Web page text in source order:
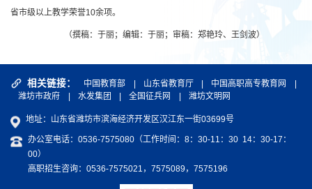
省市级以上教学荣誉10余项。
（撰稿：于丽；编辑：于丽；审稿：郑艳玲、王剑波）
相关链接： 中国教育部 | 山东省教育厅 | 中国高职高专教育网
|
潍坊市政府
| 水发集团 | 全国征兵网 | 潍坊文明网
地址：山东省潍坊市滨海经济开发区汉江东一街03699号
办公室电话：0536-7575080（工作时间：8：30-11：30 14：30-17：
00）
高职招生咨询：0536-7575021，7575089，7575196